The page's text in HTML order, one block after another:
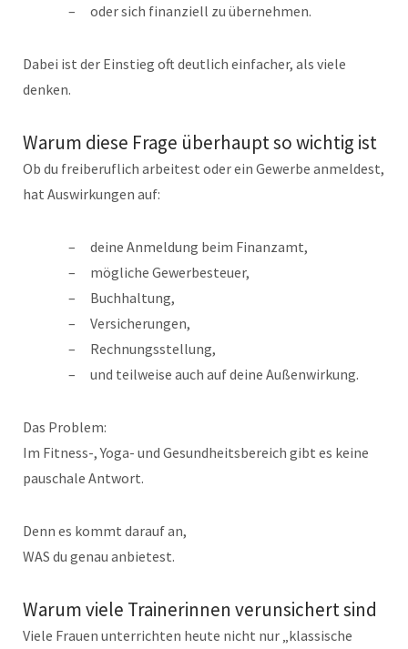
oder sich finanziell zu übernehmen.
Dabei ist der Einstieg oft deutlich einfacher, als viele
denken.
Warum diese Frage überhaupt so wichtig ist
Ob du freiberuflich arbeitest oder ein Gewerbe anmeldest,
hat Auswirkungen auf:
deine Anmeldung beim Finanzamt,
mögliche Gewerbesteuer,
Buchhaltung,
Versicherungen,
Rechnungsstellung,
und teilweise auch auf deine Außenwirkung.
Das Problem:
Im Fitness-, Yoga- und Gesundheitsbereich gibt es keine
pauschale Antwort.
Denn es kommt darauf an,
WAS du genau anbietest.
Warum viele Trainerinnen verunsichert sind
Viele Frauen unterrichten heute nicht nur „klassische